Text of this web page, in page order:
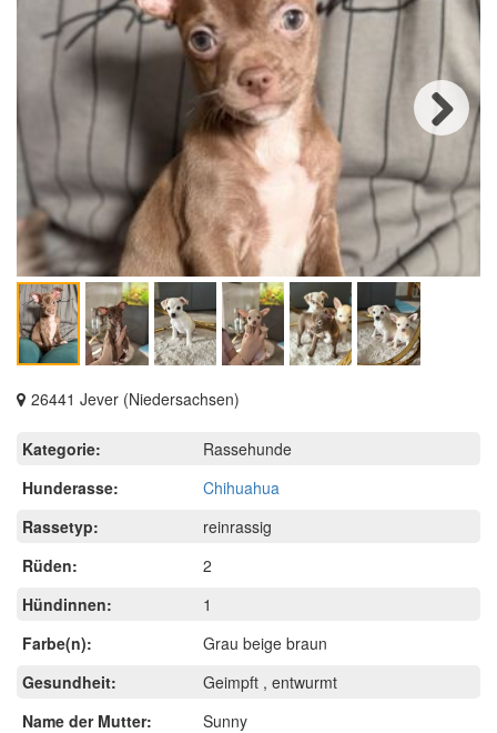
Next
26441 Jever (Niedersachsen)
Kategorie:
Rassehunde
Hunderasse:
Chihuahua
Rassetyp:
reinrassig
Rüden:
2
Hündinnen:
1
Farbe(n):
Grau beige braun
Gesundheit:
Geimpft , entwurmt
Name der Mutter:
Sunny